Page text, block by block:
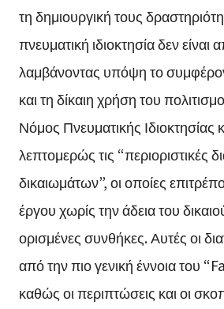
τη δημιουργική τους
πνευματική ιδιοκτησία δεν είναι
λαμβάνοντας υπόψη το
και τη δίκαιη χρήση του
Νόμος Πνευματικής Ιδιοκτησίας
λεπτομερώς τις “περιοριστικές
δικαιωμάτων”, οι οποίες
έργου χωρίς την άδεια του
ορισμένες συνθήκες. Αυτές οι
από την πιο γενική έννοια του
καθώς οι περιπτώσεις και οι